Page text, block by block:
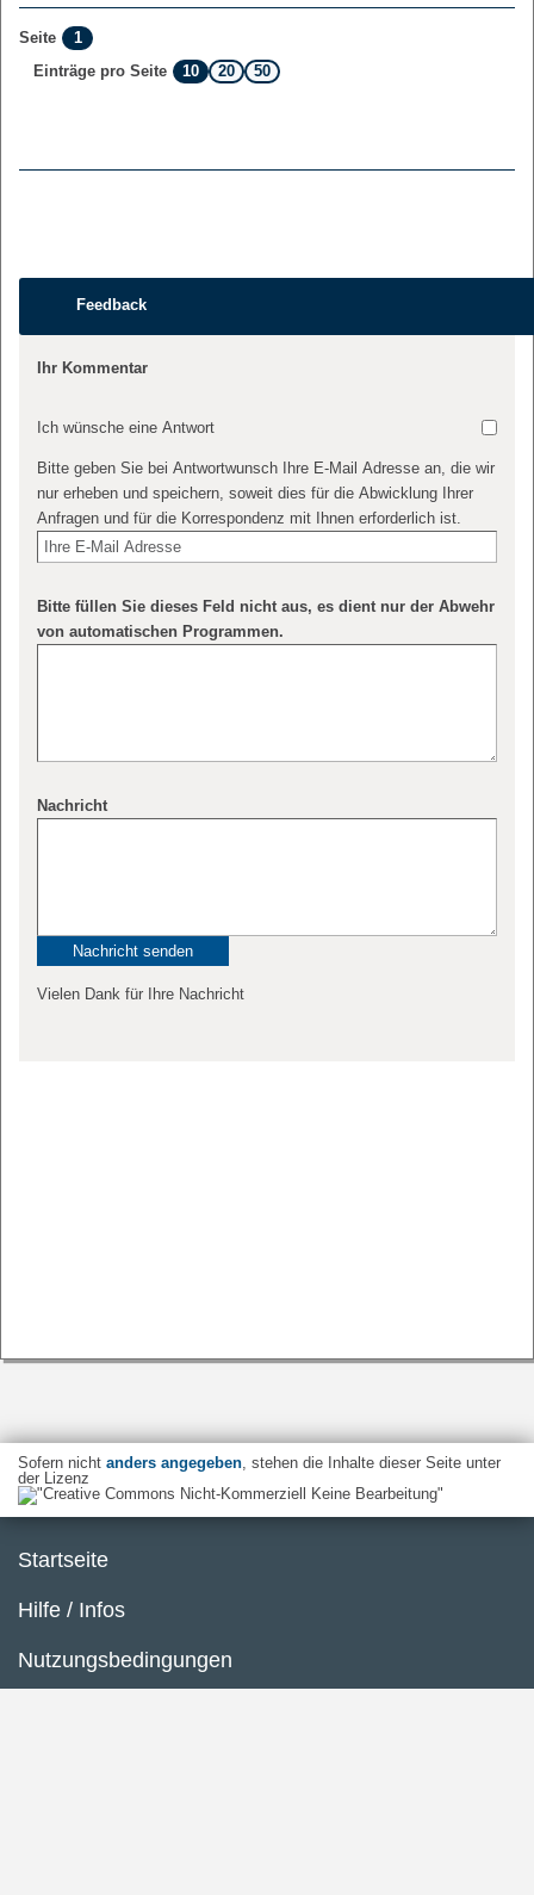
Seite
1
Einträge pro Seite
10 20 50
Feedback
Ihr Kommentar
Ich wünsche eine Antwort
Bitte geben Sie bei Antwortwunsch Ihre E-Mail Adresse an, die wir
nur erheben und speichern, soweit dies für die Abwicklung Ihrer
Anfragen und für die Korrespondenz mit Ihnen erforderlich ist.
Bitte füllen Sie dieses Feld nicht aus, es dient nur der Abwehr
von automatischen Programmen.
Nachricht
Vielen Dank für Ihre Nachricht
Sofern nicht anders angegeben, stehen die Inhalte dieser Seite unter
der Lizenz
Startseite
Hilfe / Infos
Nutzungsbedingungen